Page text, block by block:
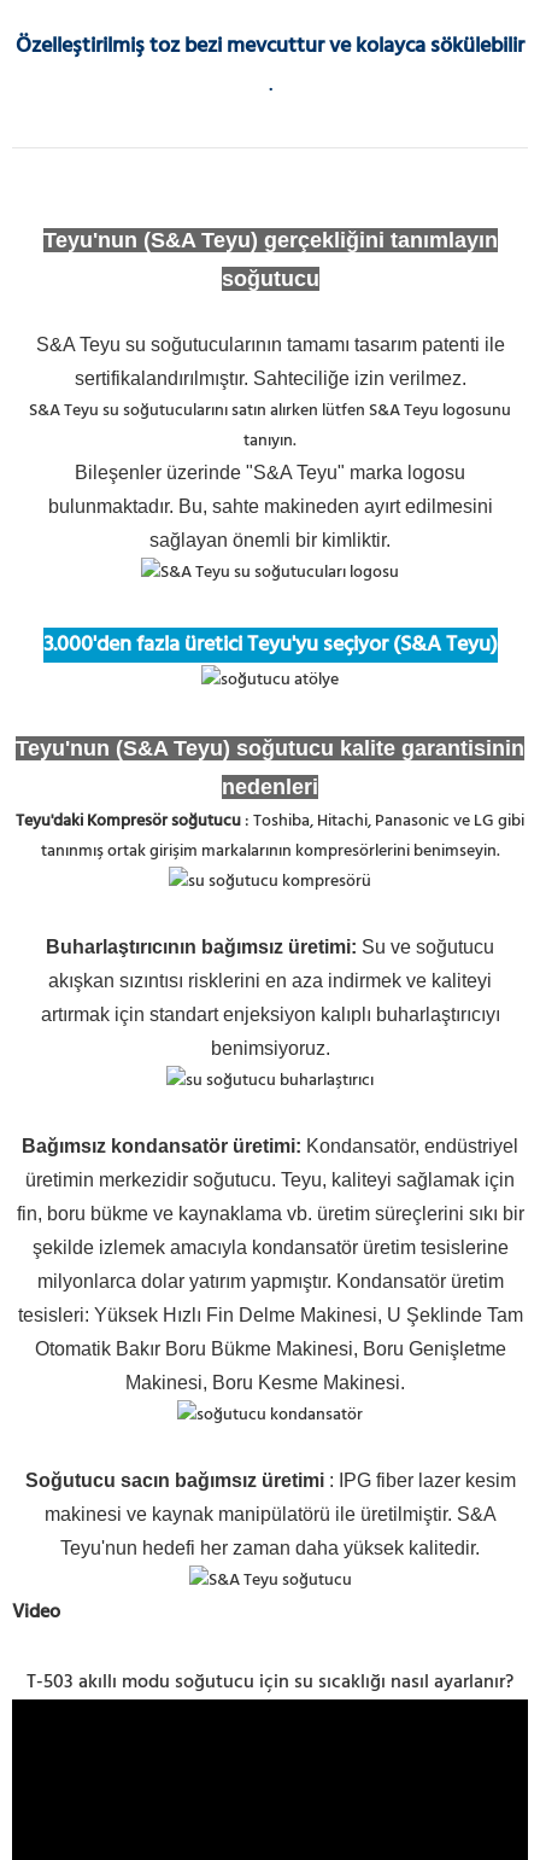
Özelleştirilmiş toz bezi mevcuttur ve kolayca sökülebilir
.
Teyu'nun (S&A Teyu) gerçekliğini tanımlayın
soğutucu
S&A Teyu su soğutucularının tamamı tasarım patenti ile
sertifikalandırılmıştır. Sahteciliğe izin verilmez.
S&A Teyu su soğutucularını satın alırken lütfen S&A Teyu logosunu
tanıyın.
Bileşenler üzerinde "S&A Teyu" marka logosu
bulunmaktadır. Bu, sahte makineden ayırt edilmesini
sağlayan önemli bir kimliktir.
3.000'den fazla üretici Teyu'yu seçiyor (S&A Teyu)
Teyu'nun (S&A Teyu) soğutucu kalite garantisinin
nedenleri
Teyu'daki Kompresör soğutucu: Toshiba, Hitachi, Panasonic ve LG gibi
tanınmış ortak girişim markalarının kompresörlerini benimseyin.
Buharlaştırıcının bağımsız üretimi: Su ve soğutucu
akışkan sızıntısı risklerini en aza indirmek ve kaliteyi
artırmak için standart enjeksiyon kalıplı buharlaştırıcıyı
benimsiyoruz.
Bağımsız kondansatör üretimi: Kondansatör, endüstriyel
üretimin merkezidir soğutucu. Teyu, kaliteyi sağlamak için
fin, boru bükme ve kaynaklama vb. üretim süreçlerini sıkı bir
şekilde izlemek amacıyla kondansatör üretim tesislerine
milyonlarca dolar yatırım yapmıştır. Kondansatör üretim
tesisleri: Yüksek Hızlı Fin Delme Makinesi, U Şeklinde Tam
Otomatik Bakır Boru Bükme Makinesi, Boru Genişletme
Makinesi, Boru Kesme Makinesi.
Soğutucu sacın bağımsız üretimi: IPG fiber lazer kesim
makinesi ve kaynak manipülatörü ile üretilmiştir. S&A
Teyu'nun hedefi her zaman daha yüksek kalitedir.
Video
T-503 akıllı modu soğutucu için su sıcaklığı nasıl ayarlanır?